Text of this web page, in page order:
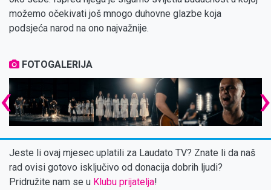
možemo očekivati još mnogo duhovne glazbe koja
podsjeća narod na ono najvažnije.
FOTOGALERIJA
‹ ›
Jeste li ovaj mjesec uplatili za Laudato TV? Znate li da naš
rad ovisi gotovo isključivo od donacija dobrih ljudi?
Pridružite nam se u Klubu prijatelja!